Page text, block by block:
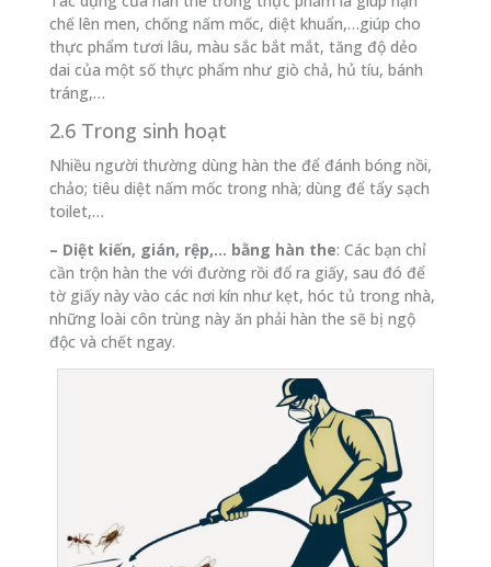
chế lên men, chống nấm mốc, diệt khuẩn,…giúp cho
thực phẩm tươi lâu, màu sắc bắt mắt, tăng độ dẻo
dai của một số thực phẩm như giò chả, hủ tíu, bánh
tráng,…
2.6 Trong sinh hoạt
Nhiều người thường dùng hàn the để đánh bóng nồi,
chảo; tiêu diệt nấm mốc trong nhà; dùng để tẩy sạch
toilet,…
– Diệt kiến, gián, rệp,… bằng hàn the: Các bạn chỉ
cần trộn hàn the với đường rồi đổ ra giấy, sau đó để
tờ giấy này vào các nơi kín như kẹt, hóc tủ trong nhà,
những loài côn trùng này ăn phải hàn the sẽ bị ngộ
độc và chết ngay.